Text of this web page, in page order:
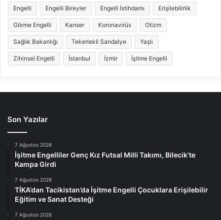
Engelli Engelli Bireyler Engelli İstihdamı Erişilebilirlik
Görme Engelli Kanser Koronavirüs Otizm
Sağlık Bakanlığı Tekerlekli Sandalye Yaşlı
Zihinsel Engelli İstanbul İzmir İşitme Engelli
Son Yazılar
7 Ağustos 2026
İşitme Engelliler Genç Kız Futsal Milli Takımı, Bilecik’te
Kampa Girdi
7 Ağustos 2026
TİKA’dan Tacikistan’da İşitme Engelli Çocuklara Erişilebilir
Eğitim ve Sanat Desteği
7 Ağustos 2026